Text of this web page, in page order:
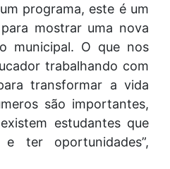
programa, este é um
mostrar uma nova
municipal. O que nos
trabalhando com
transformar a vida
são importantes,
estudantes que
e ter oportunidades”,